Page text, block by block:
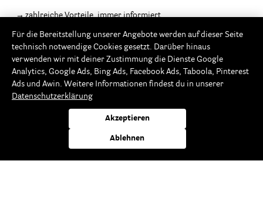
zahlreiche Vorteile, immer informiert
gratis und unverbindlich
jederzeit abbestellbar
* Rabatt nicht auszahlbar, einlösbar ab 20,-€ Warenwert
Für die Bereitstellung unserer Angebote werden auf dieser Seite
technisch notwendige Cookies gesetzt. Darüber hinaus
verwenden wir mit deiner Zustimmung die Dienste Google
Analytics, Google Ads, Bing Ads, Facebook Ads, Taboola, Pinterest
Ads und Awin. Weitere Informationen findest du in unserer
Datenschutzerklärung
Akzeptieren
Ablehnen